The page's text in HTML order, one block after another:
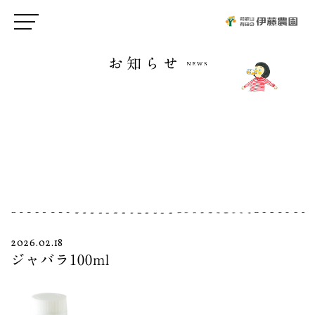
お知らせ
2026.02.18
ジャバラ100ml